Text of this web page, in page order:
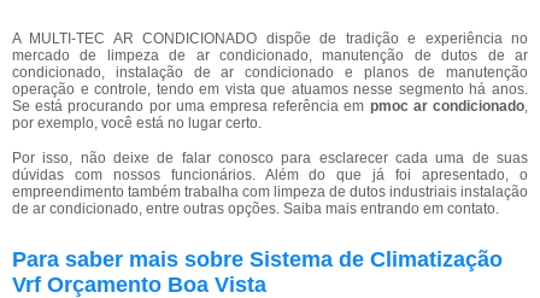
A MULTI-TEC AR CONDICIONADO dispõe de tradição e experiência no
mercado de limpeza de ar condicionado, manutenção de dutos de ar
condicionado, instalação de ar condicionado e planos de manutenção
operação e controle, tendo em vista que atuamos nesse segmento há anos.
Se está procurando por uma empresa referência em pmoc ar condicionado,
por exemplo, você está no lugar certo.
Por isso, não deixe de falar conosco para esclarecer cada uma de suas
dúvidas com nossos funcionários. Além do que já foi apresentado, o
empreendimento também trabalha com limpeza de dutos industriais instalação
de ar condicionado, entre outras opções. Saiba mais entrando em contato.
Para saber mais sobre Sistema de Climatização
Vrf Orçamento Boa Vista